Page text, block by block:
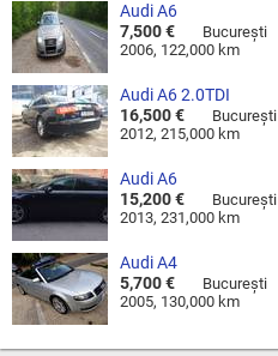
Audi A6
7,500 €
Bucureşti
2006, 122,000 km
Audi A6 2.0TDI
16,500 €
Bucureşti
2012, 215,000 km
Audi A6
15,200 €
Bucureşti
2013, 231,000 km
Audi A4
5,700 €
Bucureşti
2005, 130,000 km